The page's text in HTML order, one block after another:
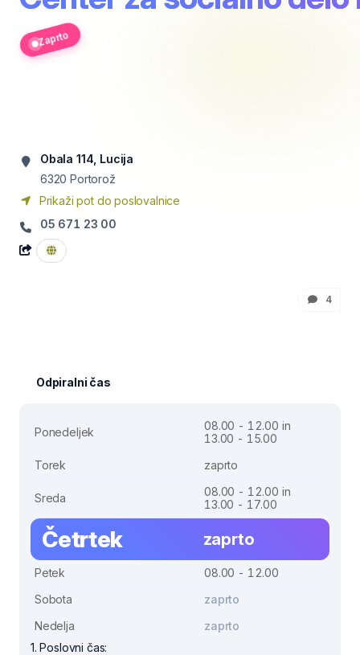
Zaprto
Obala 114, Lucija
6320 Portorož
Prikaži pot do poslovalnice
05 671 23 00
4
Odpiralni čas
Ponedeljek
08.00 - 12.00 in
13.00 - 15.00
Torek
zaprto
Sreda
08.00 - 12.00 in
13.00 - 17.00
Četrtek zaprto
Petek
08.00 - 12.00
Sobota
zaprto
Nedelja
zaprto
1. Poslovni čas: